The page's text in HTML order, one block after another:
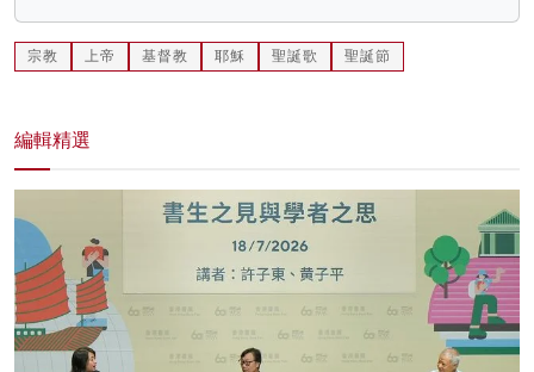
宗教 上帝 基督教 耶穌 聖誕歌 聖誕節
編輯精選